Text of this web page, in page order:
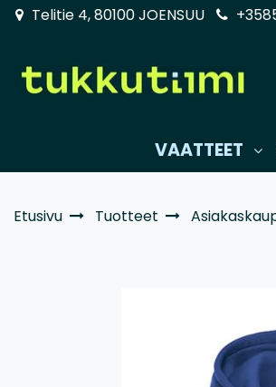
Siirry pääsisältöön
Telitie 4, 80100 JOENSUU
VAATTEET
Etusivu Tuotteet